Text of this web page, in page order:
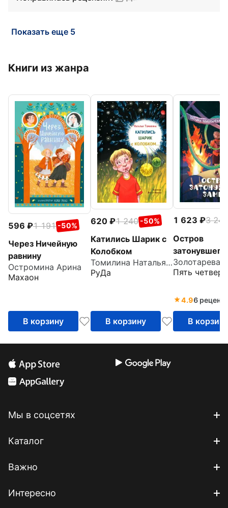
Показать еще 5
Книги из жанра
596 1 191 -50%
Через Ничейную
равнину
Остромина Арина
Махаон
В корзину
620 1 240 -50%
Катились Шарик с
Колобком
Томилина Наталья Юрьевна
РуДа
В корзину
1 623
3 245
Остров
затонувшего
Пять
4.96
В корзину
Мы в соцсетях
Каталог
Важно
Интересно